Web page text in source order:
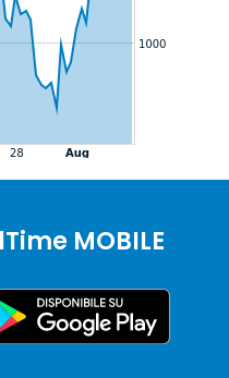
MOBILE